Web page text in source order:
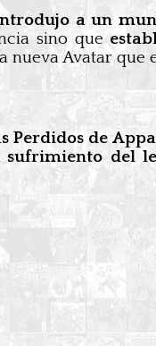
a un
sino que
Avatar
Perdidos de
del